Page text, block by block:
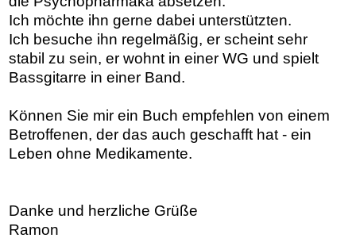
Ich möchte ihn gerne dabei unterstützten.
Ich besuche ihn regelmäßig, er scheint sehr
stabil zu sein, er wohnt in einer WG und spielt
Bassgitarre in einer Band.
Können Sie mir ein Buch empfehlen von einem
Betroffenen, der das auch geschafft hat - ein
Leben ohne Medikamente.
Danke und herzliche Grüße
Ramon